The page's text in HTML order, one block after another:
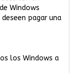
Windows
pagar una
los Windows a